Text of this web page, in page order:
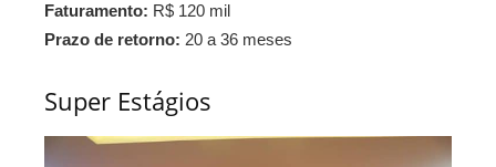
Faturamento: R$ 120 mil
Prazo de retorno: 20 a 36 meses
Super Estágios